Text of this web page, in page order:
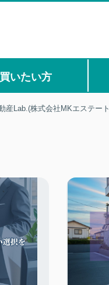
買いたい方
産Lab.(株式会社MKエステー